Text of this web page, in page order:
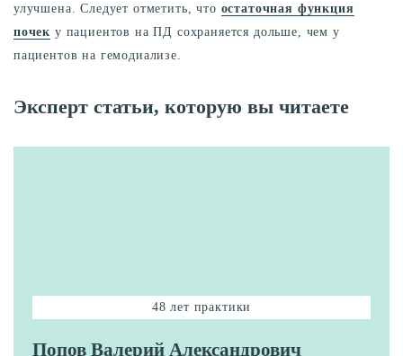
улучшена. Следует отметить, что остаточная функция
почек у пациентов на ПД сохраняется дольше, чем у
пациентов на гемодиализе.
Эксперт статьи, которую вы читаете
48 лет практики
Попов Валерий Александрович